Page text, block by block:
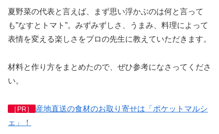
夏野菜の代表と言えば、まず思い浮かぶのは何と言って
も”なすとトマト”。みずみずしさ、うまみ、料理によって
表情を変える楽しさをプロの先生に教えていただきます。
材料と作り方をまとめたので、ぜひ参考になさってくださ
い。
［PR］
産地直送の食材のお取り寄せは「ポケットマルシ
ェ」！